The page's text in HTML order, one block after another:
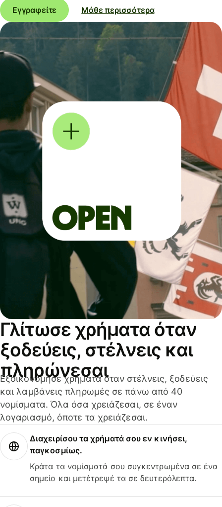
Εγγραφείτε
Μάθε περισσότερα
Γλίτωσε χρήματα όταν
ξοδεύεις, στέλνεις και
πληρώνεσαι
Εξοικονόμησε χρήματα όταν στέλνεις, ξοδεύεις
και λαμβάνεις πληρωμές σε πάνω από 40
νομίσματα. Όλα όσα χρειάζεσαι, σε έναν
λογαριασμό, όποτε τα χρειάζεσαι.
Διαχειρίσου τα χρήματά σου εν κινήσει,
παγκοσμίως.
Κράτα τα νομίσματά σου συγκεντρωμένα σε ένα
σημείο και μετέτρεψέ τα σε δευτερόλεπτα.